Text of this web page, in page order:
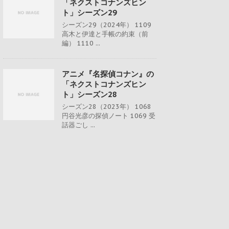
「ネクストコナンズヒン
ト」シーズン29
シーズン29（2024年） 1109
高木と伊達と手帳の約束（前
編） 1110 ...
アニメ『名探偵コナン』の
「ネクストコナンズヒン
ト」シーズン28
シーズン28（2023年） 1068
円谷光彦の探偵ノート 1069 受
話器ごし ...